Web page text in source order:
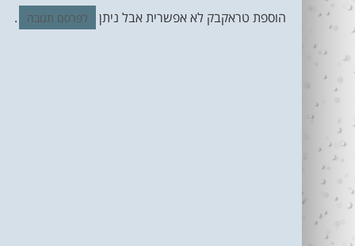
הוספת טראקבק לא אפשרית אבל ניתן לפרסם תגובה .